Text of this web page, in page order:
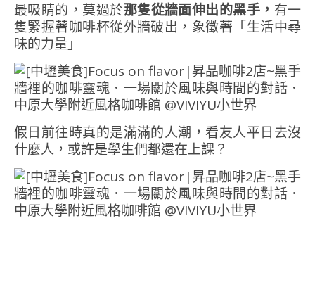
最吸睛的，莫過於那隻從牆面伸出的黑手， 有一
隻緊握著咖啡杯從外牆破出，象徵著「生活中尋
味的力量」
假日前往時真的是滿滿的人潮，看友人平日去沒
什麼人，或許是學生們都還在上課？